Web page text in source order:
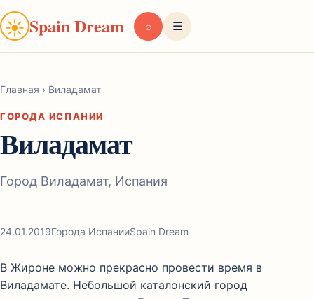
☀Spain Dream ⌕ ☰
Главная › Виладамат
ГОРОДА ИСПАНИИ
Виладамат
Город Виладамат, Испания
24.01.2019Города ИспанииSpain Dream
В Жироне можно прекрасно провести время в
Виладамате. Небольшой каталонский город